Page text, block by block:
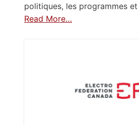
politiques, les programmes
Read More…